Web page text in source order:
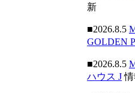
新
■2026.8.5
GOLDEN
■2026.8.5
ハウス J